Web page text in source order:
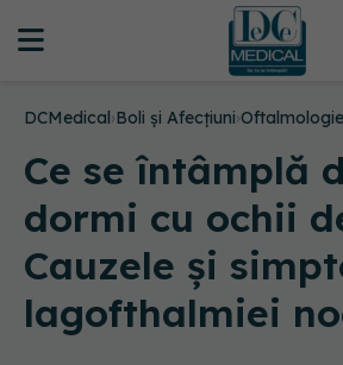
DCMedical›Boli și Afecțiuni›Oftalmologie
Ce se întâmplă
dormi cu ochii
Cauzele și
lagofthalmiei